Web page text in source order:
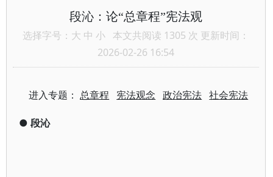
段沁：论“总章程”宪法观
选择字号： 大 中 小 本文共阅读 1305 次 更新时间：
2026-02-26 16:54
进入专题：总章程 宪法观念 政治宪法 社会宪法
● 段沁